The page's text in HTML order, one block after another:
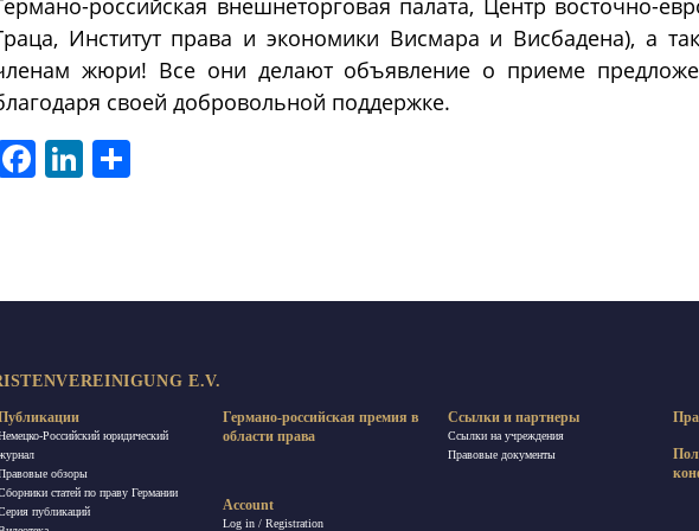
российская внешнеторговая палата, Центр восточно-
Институт права и экономики Висмара и Висбадена), а
жюри! Все они делают объявление о приеме
своей добровольной поддержке.
FacebookLinkedIn
E.V.
Российский юридический
обзоры
статей по праву Германии
публикаций
Германо-российская премия в
области права
Account
Log in / Registration
Ссылки и партнеры
Ссылки на учреждения
Правовые документы